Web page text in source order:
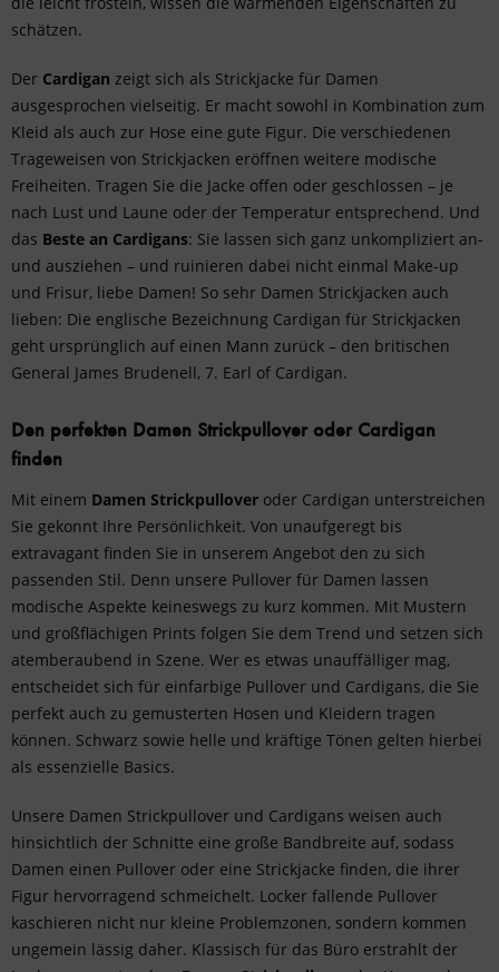
schätzen.
Der Cardigan zeigt sich als Strickjacke für Damen
ausgesprochen vielseitig. Er macht sowohl in Kombination zum
Kleid als auch zur Hose eine gute Figur. Die verschiedenen
Trageweisen von Strickjacken eröffnen weitere modische
Freiheiten. Tragen Sie die Jacke offen oder geschlossen – je
nach Lust und Laune oder der Temperatur entsprechend. Und
das Beste an Cardigans: Sie lassen sich ganz unkompliziert an-
und ausziehen – und ruinieren dabei nicht einmal Make-up
und Frisur, liebe Damen! So sehr Damen Strickjacken auch
lieben: Die englische Bezeichnung Cardigan für Strickjacken
geht ursprünglich auf einen Mann zurück – den britischen
General James Brudenell, 7. Earl of Cardigan.
Den perfekten Damen Strickpullover oder Cardigan
finden
Mit einem Damen Strickpullover oder Cardigan unterstreichen
Sie gekonnt Ihre Persönlichkeit. Von unaufgeregt bis
extravagant finden Sie in unserem Angebot den zu sich
passenden Stil. Denn unsere Pullover für Damen lassen
modische Aspekte keineswegs zu kurz kommen. Mit Mustern
und großflächigen Prints folgen Sie dem Trend und setzen sich
atemberaubend in Szene. Wer es etwas unauffälliger mag,
entscheidet sich für einfarbige Pullover und Cardigans, die Sie
perfekt auch zu gemusterten Hosen und Kleidern tragen
können. Schwarz sowie helle und kräftige Tönen gelten hierbei
als essenzielle Basics.
Unsere Damen Strickpullover und Cardigans weisen auch
hinsichtlich der Schnitte eine große Bandbreite auf, sodass
Damen einen Pullover oder eine Strickjacke finden, die ihrer
Figur hervorragend schmeichelt. Locker fallende Pullover
kaschieren nicht nur kleine Problemzonen, sondern kommen
ungemein lässig daher. Klassisch für das Büro erstrahlt der